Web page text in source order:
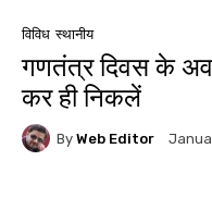
विविध स्थानीय
गणतंत्र दिवस के
कर ही निकलें
By Web Editor